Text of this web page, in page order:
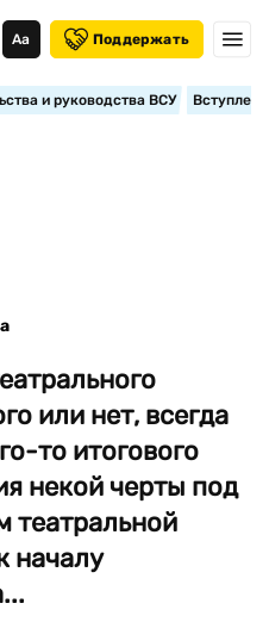
Аа Поддержать
и руководства ВСУ
или нет, всегда
то итогового
некой черты под
театральной
началу